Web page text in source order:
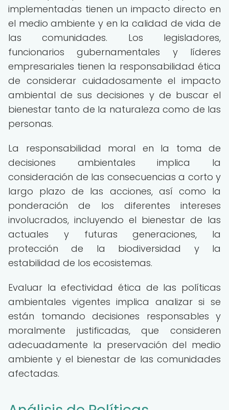
implementadas tienen un impacto directo en
el medio ambiente y en la calidad de vida de
las comunidades. Los legisladores,
funcionarios gubernamentales y líderes
empresariales tienen la responsabilidad ética
de considerar cuidadosamente el impacto
ambiental de sus decisiones y de buscar el
bienestar tanto de la naturaleza como de las
personas.
La responsabilidad moral en la toma de
decisiones ambientales implica la
consideración de las consecuencias a corto y
largo plazo de las acciones, así como la
ponderación de los diferentes intereses
involucrados, incluyendo el bienestar de las
actuales y futuras generaciones, la
protección de la biodiversidad y la
estabilidad de los ecosistemas.
Evaluar la efectividad ética de las políticas
ambientales vigentes implica analizar si se
están tomando decisiones responsables y
moralmente justificadas, que consideren
adecuadamente la preservación del medio
ambiente y el bienestar de las comunidades
afectadas.